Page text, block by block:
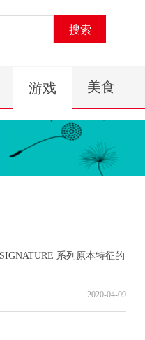
搜索
游戏 美食
系列原本特征的
2020-04-09